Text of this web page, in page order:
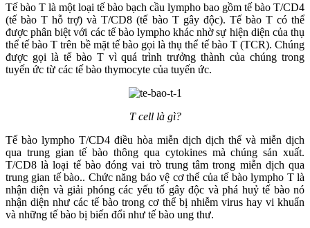
Tế bào T là một loại tế bào bạch cầu lympho bao gồm tế bào T/CD4
(tế bào T hỗ trợ) và T/CD8 (tế bào T gây độc). Tế bào T có thể
được phân biệt với các tế bào lympho khác nhờ sự hiện diện của thụ
thể tế bào T trên bề mặt tế bào gọi là thụ thể tế bào T (TCR). Chúng
được gọi là tế bào T vì quá trình trưởng thành của chúng trong
tuyến ức từ các tế bào thymocyte của tuyến ức.
T cell là gì?
Tế bào lympho T/CD4 điều hòa miễn dịch dịch thể và miễn dịch
qua trung gian tế bào thông qua cytokines mà chúng sản xuất.
T/CD8 là loại tế bào đóng vai trò trung tâm trong miễn dịch qua
trung gian tế bào.. Chức năng bảo vệ cơ thể của tế bào lympho T là
nhận diện và giải phóng các yếu tố gây độc và phá huỷ tế bào nó
nhận diện như các tế bào trong cơ thể bị nhiễm virus hay vi khuẩn
và những tế bào bị biến đổi như tế bào ung thư.